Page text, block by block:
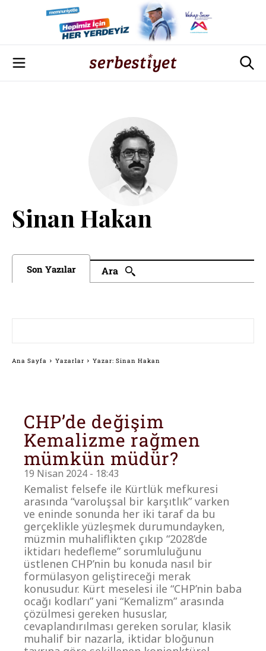
Sinan Hakan
Son Yazılar Ara
CHP’de değişim
Kemalizme rağmen
mümkün müdür?
19 Nisan 2024 - 18:43
Kemalist felsefe ile Kürtlük mefkuresi
arasında “varoluşsal bir karşıtlık” varken
ve eninde sonunda her iki taraf da bu
gerçeklikle yüzleşmek durumundayken,
müzmin muhaliflikten çıkıp “2028’de
iktidarı hedefleme” sorumluluğunu
üstlenen CHP’nin bu konuda nasıl bir
formülasyon geliştireceği merak
konusudur. Kürt meselesi ile “CHP’nin baba
ocağı kodları” yani “Kemalizm” arasında
çözülmesi gereken hususlar,
cevaplandırılması gereken sorular, klasik
muhalif bir nazarla, iktidar bloğunun
Ana Sayfa Yazarlar Yazar: Sinan Hakan